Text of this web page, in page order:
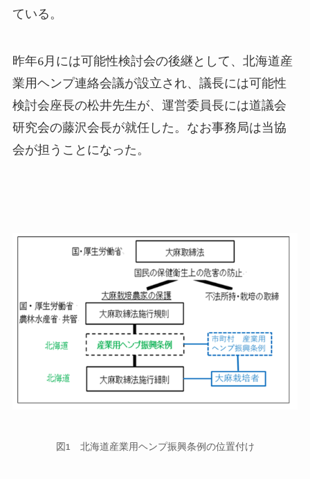
ている。
昨年6月には可能性検討会の後継として、北海道産
業用ヘンプ連絡会議が設立され、議長には可能性
検討会座長の松井先生が、運営委員長には道議会
研究会の藤沢会長が就任した。なお事務局は当協
会が担うことになった。
図1 北海道産業用ヘンプ振興条例の位置付け